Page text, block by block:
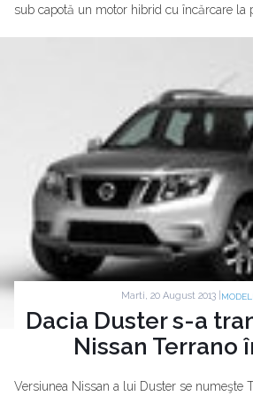
sub capotă un motor hibrid cu încărcare la
Marti, 20 August 2013 |
Dacia Duster s-a
Nissan Terrano
Versiunea Nissan a lui Duster se numeşte